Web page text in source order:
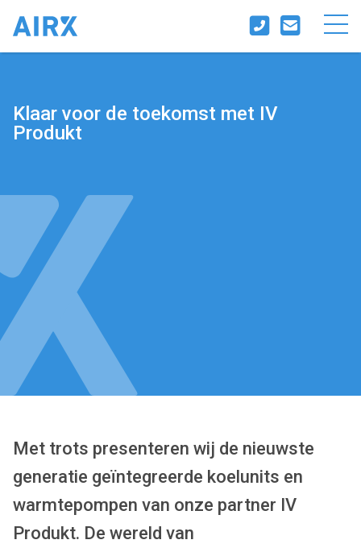
Klaar voor de toekomst met IV
Produkt
Met trots presenteren wij de nieuwste
generatie geïntegreerde koelunits en
warmtepompen van onze partner IV
Produkt. De wereld van